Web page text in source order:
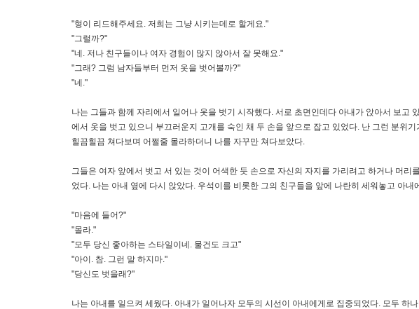
"형이 리드해주세요. 저희는 그냥 시키는데로 할게요."
"그럴까?"
"네. 저나 친구들이나 여자 경험이 많지 않아서 잘 못해요."
"그래? 그럼 남자들부터 먼저 옷을 벗어볼까?"
"네."
나는 그들과 함께 자리에서 일어나 옷을 벗기 시작했다. 서로 초면인데다 아내가 앉아서 보
에서 옷을 벗고 있으니 부끄러운지 고개를 숙인 채 두 손을 앞으로 잡고 있었다. 난 그런 분위
힐끔힐끔 쳐다보며 어쩔줄 몰라하더니 나를 자꾸만 쳐다보았다.
그들은 여자 앞에서 벗고 서 있는 것이 어색한 듯 손으로 자신의 자지를 가리려고 하거나 머
었다. 나는 아내 옆에 다시 앉았다. 우석이를 비롯한 그의 친구들을 앞에 나란히 세워놓고 아내
"마음에 들어?"
"몰라."
"모두 당신 좋아하는 스타일이네. 물건도 크고"
"아이. 참. 그런 말 하지마."
"당신도 벗을래?"
나는 아내를 일으켜 세웠다. 아내가 일어나자 모두의 시선이 아내에게로 집중되었다. 모두